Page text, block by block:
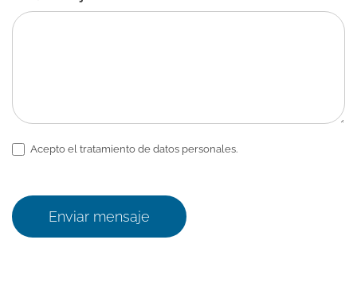
Acepto el tratamiento de datos personales.
Enviar mensaje